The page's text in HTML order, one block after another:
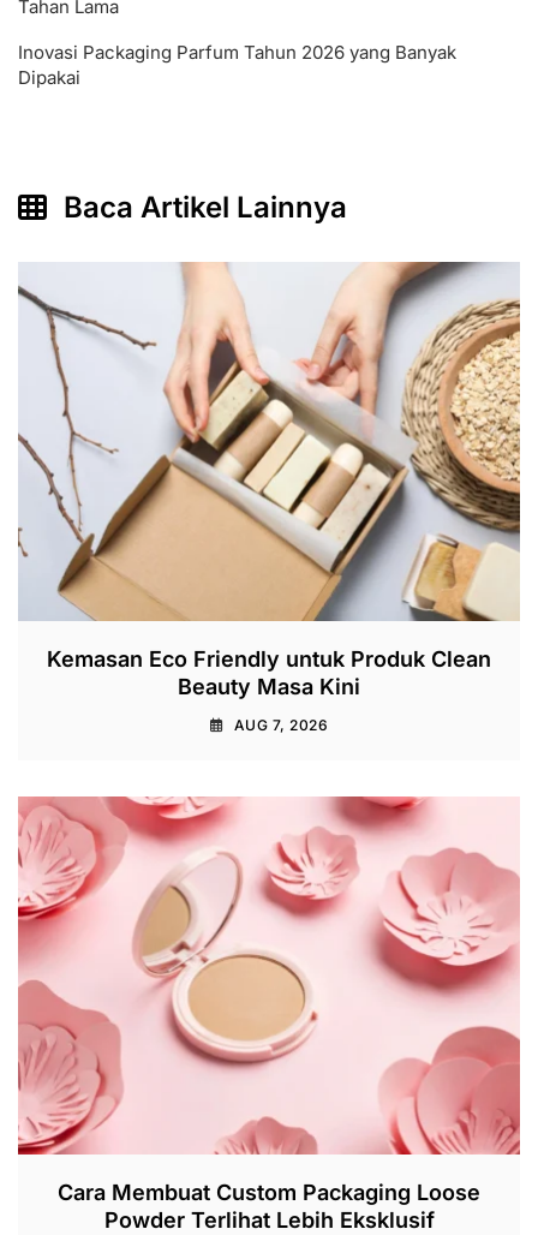
Tahan Lama
Inovasi Packaging Parfum Tahun 2026 yang Banyak
Dipakai
Baca Artikel Lainnya
Kemasan Eco Friendly untuk Produk Clean
Beauty Masa Kini
AUG 7, 2026
Cara Membuat Custom Packaging Loose
Powder Terlihat Lebih Eksklusif